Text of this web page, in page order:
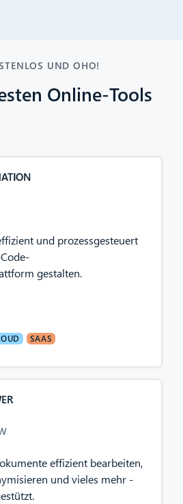
UND OHO!
Online-Tools
und prozessgesteuert
gestalten.
SAAS
effizient bearbeiten,
und vieles mehr -